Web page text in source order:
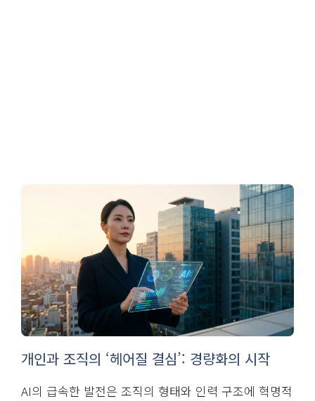
개인과 조직의 ‘헤어질 결심’: 경량화의 시작
AI의 급속한 발전은 조직의 형태와 인력 구조에 혁명적